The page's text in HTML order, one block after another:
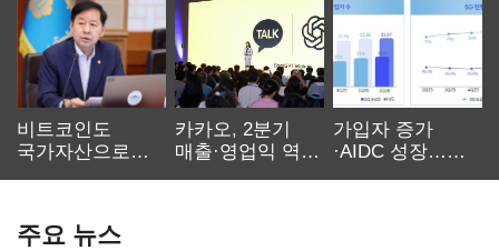
비트코인도
국가자산으로…'
카카오, 2분기
매출·영업익 역대
가입자 증가
·AIDC 성장…
주요 뉴스